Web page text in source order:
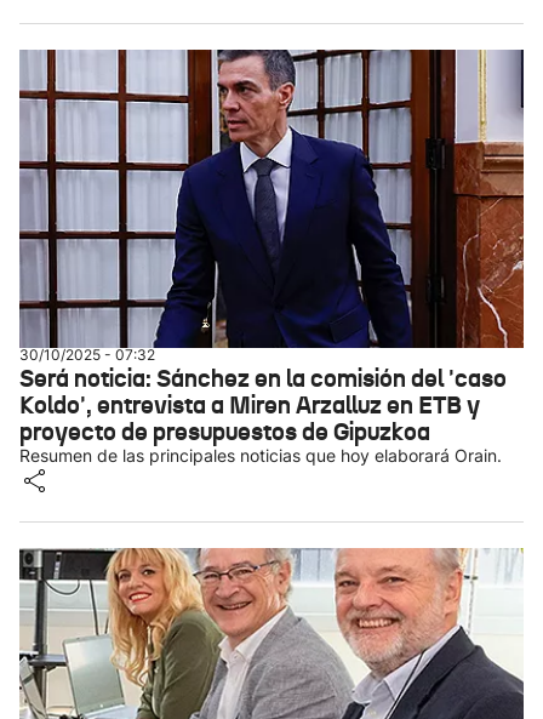
30/10/2025 - 07:32
Será noticia: Sánchez en la comisión del 'caso
Koldo', entrevista a Miren Arzalluz en ETB y
proyecto de presupuestos de Gipuzkoa
Resumen de las principales noticias que hoy elaborará Orain.